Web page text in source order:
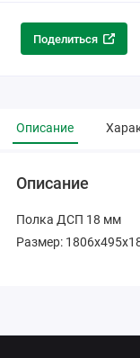
Поделиться
Описание
Описание
Полка ДСП 18 мм
Размер: